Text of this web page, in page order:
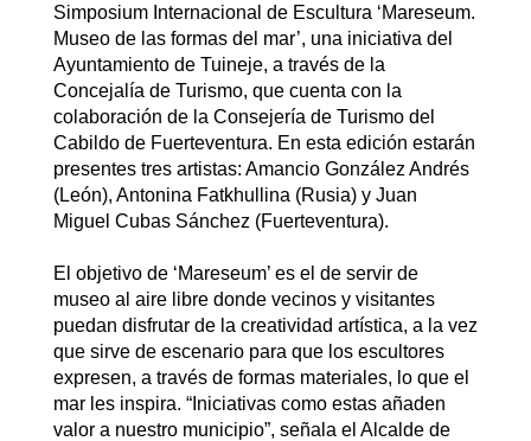
Simposium Internacional de Escultura ‘Mareseum.
Museo de las formas del mar’, una iniciativa del
Ayuntamiento de Tuineje, a través de la
Concejalía de Turismo, que cuenta con la
colaboración de la Consejería de Turismo del
Cabildo de Fuerteventura. En esta edición estarán
presentes tres artistas: Amancio González Andrés
(León), Antonina Fatkhullina (Rusia) y Juan
Miguel Cubas Sánchez (Fuerteventura).
El objetivo de ‘Mareseum’ es el de servir de
museo al aire libre donde vecinos y visitantes
puedan disfrutar de la creatividad artística, a la vez
que sirve de escenario para que los escultores
expresen, a través de formas materiales, lo que el
mar les inspira. “Iniciativas como estas añaden
valor a nuestro municipio”, señala el Alcalde de